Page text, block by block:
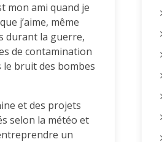
mon ami quand je
j’aime, même
durant la guerre,
de contamination
le bruit des bombes
et des projets
selon la météo et
un